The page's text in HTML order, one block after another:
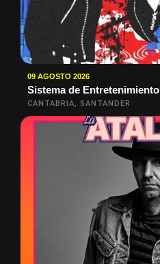
09 AGOSTO 2026
Sistema de Entretenimiento
CANTABRIA, SANTANDER